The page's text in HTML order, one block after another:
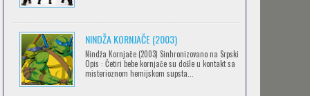
RECORD OF RAGNAROK
Feb 11 2023 |Gledaj »
NINDŽA KORNJAČE (2003)
Nindža Kornjače (2003) Sinhronizovano na Srpski
Opis : Četiri bebe kornjače su došle u kontakt sa
misterioznom hemijskom supsta...